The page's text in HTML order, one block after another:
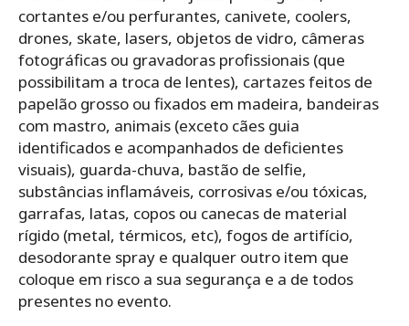
cortantes e/ou perfurantes, canivete, coolers,
drones, skate, lasers, objetos de vidro, câmeras
fotográficas ou gravadoras profissionais (que
possibilitam a troca de lentes), cartazes feitos de
papelão grosso ou fixados em madeira, bandeiras
com mastro, animais (exceto cães guia
identificados e acompanhados de deficientes
visuais), guarda-chuva, bastão de selfie,
substâncias inflamáveis, corrosivas e/ou tóxicas,
garrafas, latas, copos ou canecas de material
rígido (metal, térmicos, etc), fogos de artifício,
desodorante spray e qualquer outro item que
coloque em risco a sua segurança e a de todos
presentes no evento.